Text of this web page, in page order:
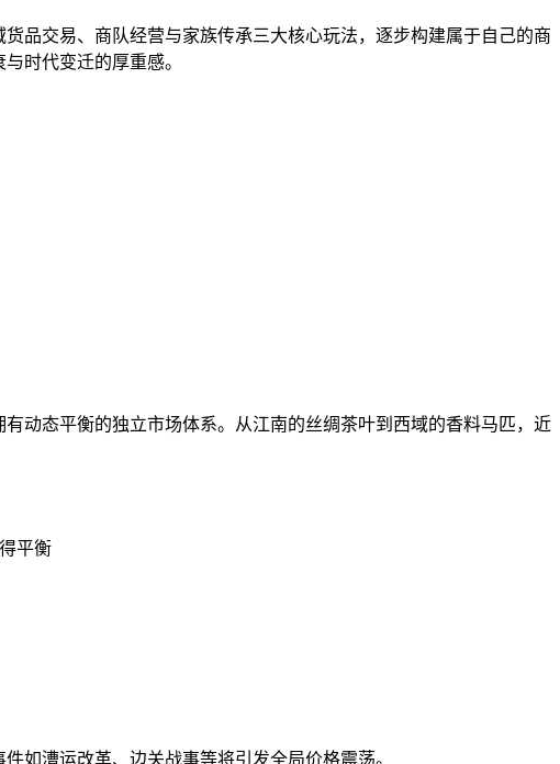
品交易、商队经营与家族传承三大核心玩法，逐步构建属于自己的商
时代变迁的厚重感。
动态平衡的独立市场体系。从江南的丝绸茶叶到西域的香料马匹，近
平衡
如漕运改革、边关战事等将引发全局价格震荡。